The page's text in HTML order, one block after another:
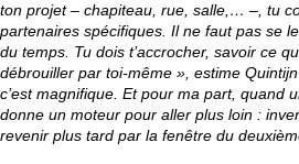
ton projet – chapiteau, rue, salle,… –, tu
partenaires spécifiques. Il ne faut pas se
du temps. Tu dois t’accrocher, savoir ce
débrouiller par toi-même », estime
c’est magnifique. Et pour ma part, quand
donne un moteur pour aller plus loin :
revenir plus tard par la fenêtre du